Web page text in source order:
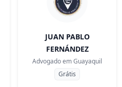
JUAN PABLO
FERNÁNDEZ
Advogado emGuayaquil
Grátis